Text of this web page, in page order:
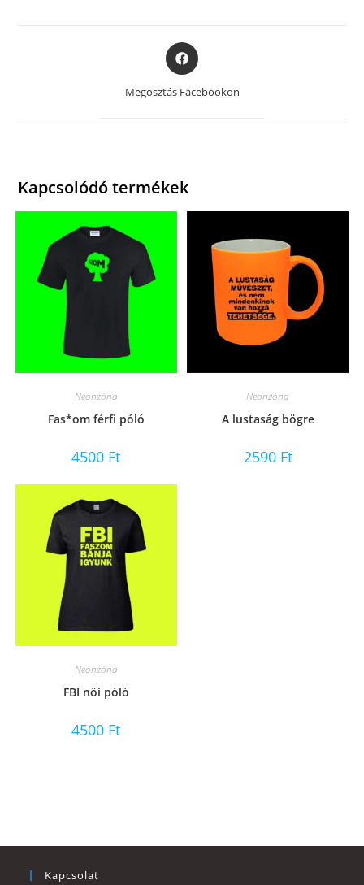
Opens
in
a
Megosztás Facebookon
Kapcsolódó termékek
Neonzóna
Fas*om férfi póló
4500 Ft
Neonzóna
A lustaság bögre
2590 Ft
Neonzóna
FBI női póló
4500 Ft
Kapcsolat